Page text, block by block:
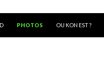
PHOTOS OU KON EST ?